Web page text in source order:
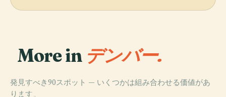
More in デンバー.
発見すべき90スポット — いくつかは組み合わせる価値があ
ります。
PLACE